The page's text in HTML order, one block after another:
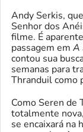
Andy Serkis,
Senhor dos
filme. É
passagem em A
contou sua
semanas para
Thranduil como
Como Seren de
totalmente
se encaixará na